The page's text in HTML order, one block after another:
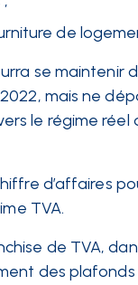
de
se maintenir
mais ne
le régime réel
d’affaires
TVA.
de TVA,
des plafonds